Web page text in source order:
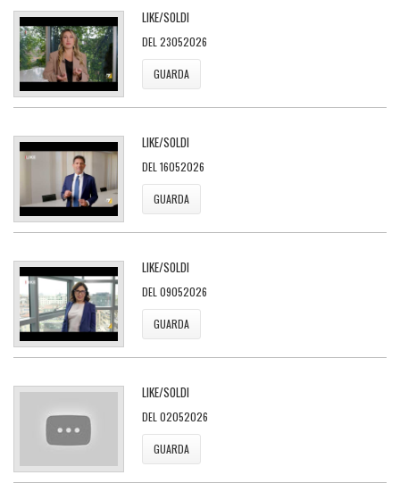
LIKE/SOLDI
DEL 23052026
GUARDA
LIKE/SOLDI
DEL 16052026
GUARDA
LIKE/SOLDI
DEL 09052026
GUARDA
LIKE/SOLDI
DEL 02052026
GUARDA